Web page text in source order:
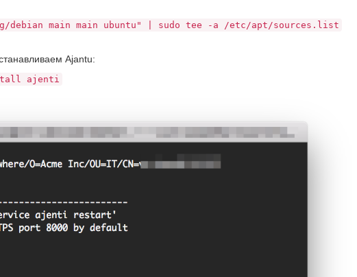
debian main main ubuntu" | sudo tee -a /etc/apt/sources.list
Ajantu:
ajenti